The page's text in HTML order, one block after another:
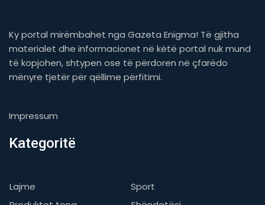
Ky portal mirëmbahet nga Gazeta Enigma! Të gjitha
materialet dhe informacionet në këtë portal nuk mund
të kopjohen, shtypen ose të përdoren në çfarëdo
mënyre tjetër për qëllime përfitimi.
Impressum
Kategoritë
Lajme
Sport